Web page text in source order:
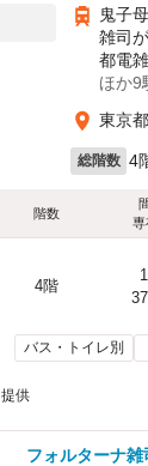
鬼子
雑司
都電
ほか9
東京
総階数 4
階数
専
4階
バス・トイレ別
提供
フォルターナ